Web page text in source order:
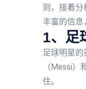
则，接着
丰富的信息
1、足
足球明星
（Messi
住。